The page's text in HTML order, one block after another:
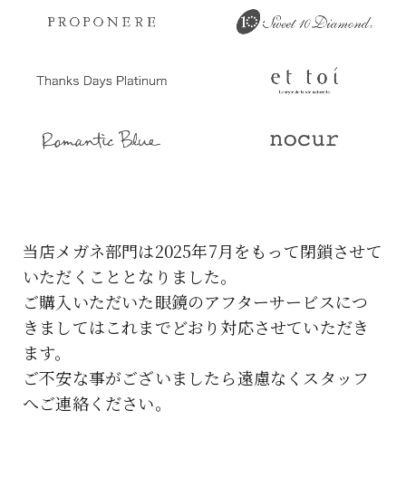
当店メガネ部門は2025年7月をもって閉鎖させて
いただくこととなりました。
ご購入いただいた眼鏡のアフターサービスにつ
きましてはこれまでどおり対応させていただき
ます。
ご不安な事がございましたら遠慮なくスタッフ
へご連絡ください。